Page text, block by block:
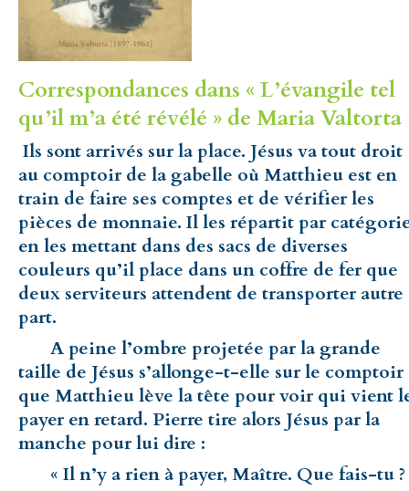
Correspondances dans « L’évangile tel
qu’il m’a été révélé » de Maria Valtorta
Ils sont arrivés sur la place. Jésus va tout droit
au comptoir de la gabelle où Matthieu est en
train de faire ses comptes et de vérifier les
pièces de monnaie. Il les répartit par
en les mettant dans des sacs de diverses
couleurs qu’il place dans un coffre de fer que
deux serviteurs attendent de transporter autre
part.
A peine l’ombre projetée par la grande
taille de Jésus s’allonge-t-elle sur le comptoir
que Matthieu lève la tête pour voir qui vient
payer en retard. Pierre tire alors Jésus par la
manche pour lui dire :
« Il n’y a rien à payer, Maître. Que fais-tu ?